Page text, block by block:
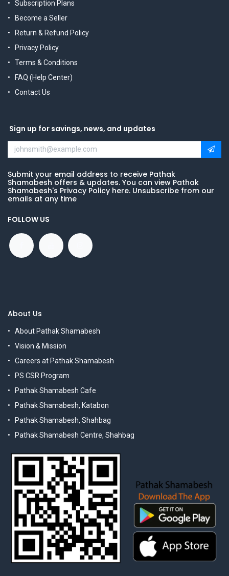
Subscription Plans
Become a Seller
Return & Refund Policy
Privacy Policy
Terms & Conditions
FAQ (Help Center)
Contact Us
Sign up for savings, news, and updates
Submit your email address to receive Pathak
Shamabesh offers & updates. You can view Pathak
Shamabesh's Privacy Policy here. Unsubscribe from our
emails at any time
FOLLOW US
About Us
About Pathak Shamabesh
Vision & Mission
Careers at Pathak Shamabesh
PS CSR Program
Pathak Shamabesh Cafe
Pathak Shamabesh, Katabon
Pathak Shamabesh, Shahbag
Pathak Shamabesh Centre, Shahbag